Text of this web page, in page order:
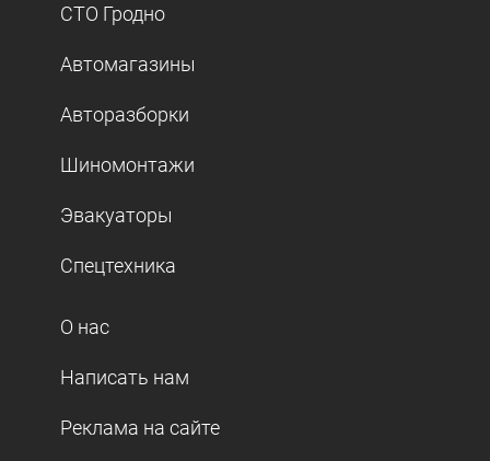
СТО Гродно
Автомагазины
Авторазборки
Шиномонтажи
Эвакуаторы
Спецтехника
О нас
Написать нам
Реклама на сайте